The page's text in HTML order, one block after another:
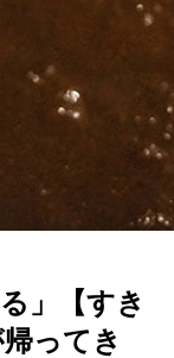
」【すき
ってき